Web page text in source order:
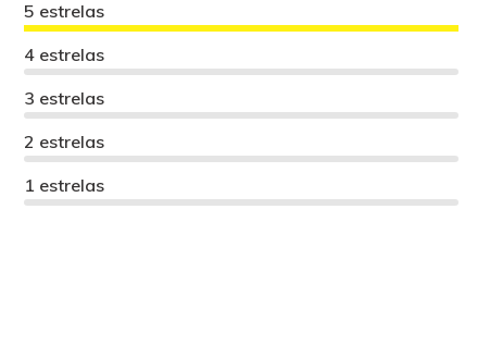
5 estrelas
4 estrelas
3 estrelas
2 estrelas
1 estrelas